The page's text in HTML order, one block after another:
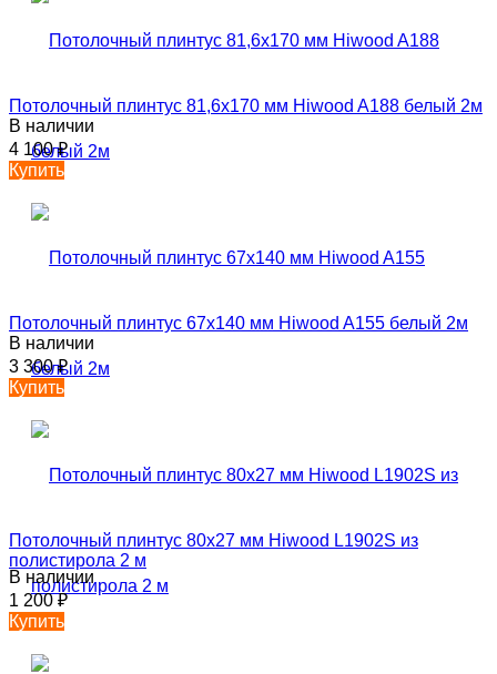
Потолочный плинтус 81,6х170 мм Hiwood A188 белый 2м
В наличии
4 100₽
Купить
Потолочный плинтус 67х140 мм Hiwood A155 белый 2м
В наличии
3 300₽
Купить
Потолочный плинтус 80х27 мм Hiwood L1902S из
полистирола 2 м
В наличии
1 200₽
Купить